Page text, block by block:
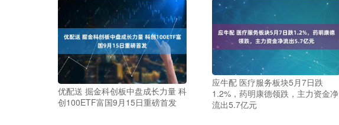
优配送 掘金科创板中盘成长力量 科
创100ETF富国9月15日重磅首发
应牛配 医疗服务板块5月7日跌
1.2%，药明康德领跌，主力资金净
流出5.7亿元